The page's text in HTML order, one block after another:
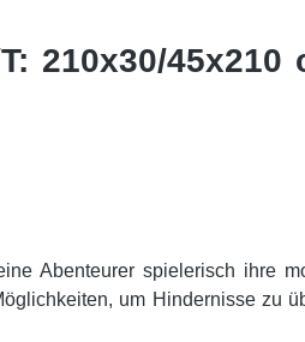
210x30/45x210
Abenteurer spielerisch ihre
um Hindernisse zu